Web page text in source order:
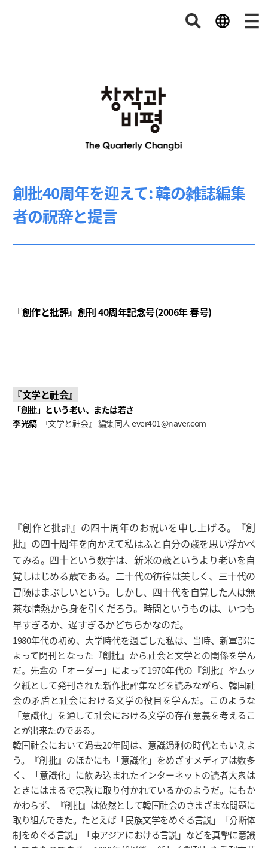
創批40周年を迎えて: 韓の雑誌編集
者の祝辞と提言
『創作と批評』創刊 40周年記念号(2006年 春号)
『文学と社会』
「創批」という老い、または若さ
李光鎬
『文学と社会』 編集同人ever401@naver.com
『創作と批評』の四十周年のお祝いを申し上げる。『創
批』の四十周年を向かえて私はふと自分の歳を思い浮かべ
てみる。四十という数字は、新米の歳というより老いを自
覚しはじめる歳である。二十代の彷徨は美しく、三十代の
冒険はまぶしいという。しかし、四十代を自覚した人は無
茶な情熱から身を引くだろう。時間というものは、いつも
早すぎるか、遅すぎるかどちらかなのだ。
1980年代の初め、大学時代を過ごした私は、当時、新軍部に
よって閉刊となった『創批』から社会と文学との関係を学ん
だ。先輩の「オーダー」によって1970年代の『創批』やムッ
ク紙として発刊された新作批評集などを読みながら、韓国社
会の矛盾と社会における文学の役目を学んだ。このような
「意識化」を通して社会における文学の存在意義を考えるこ
とが出来たのである。
韓国社会において過去20年間は、意識過剰の時代ともいえよ
う。『創批』のほかにも「意識化」をめざすメディアは数多
く、「意識化」に飲み込まれたインターネットの読者大衆は
ときにはまるで宗教に取り付かれているかのようだ。にもか
かわらず、『創批』は依然として韓国社会のさまざまな問題に
取り組んできた。たとえば「民族文学をめぐる言説」「分断体
制をめぐる言説」「東アジアにおける言説」などを真摯に意識